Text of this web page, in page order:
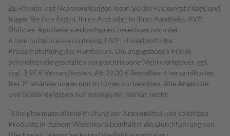
Zu Risiken und Nebenwirkungen lesen Sie die Packungsbeilage und
fragen Sie Ihre Ärztin, Ihren Arzt oder in Ihrer Apotheke. AVP:
Üblicher Apothekenverkaufspreis berechnet nach der
Arzneimittelpreisverordnung. UVP: Unverbindliche
Preisempfehlung des Herstellers. Die angegebenen Preise
beinhalten die gesetzlich vorgeschriebene Mehrwertsteuer, ggf.
zzgl. 3,95 € Versandkosten. Ab 29,00 € Bestell­wert versand­kosten­
frei. Preisänderungen und Irrtümer vorbehalten. Alle Angebote
und Gratis-Beigaben nur solange der Vorrat reicht.
1 Eine pharmazeutische Prüfung der Arzneimittel und sonstigen
Produkte in deinem Warenkorb beinhaltet die Durchführung von